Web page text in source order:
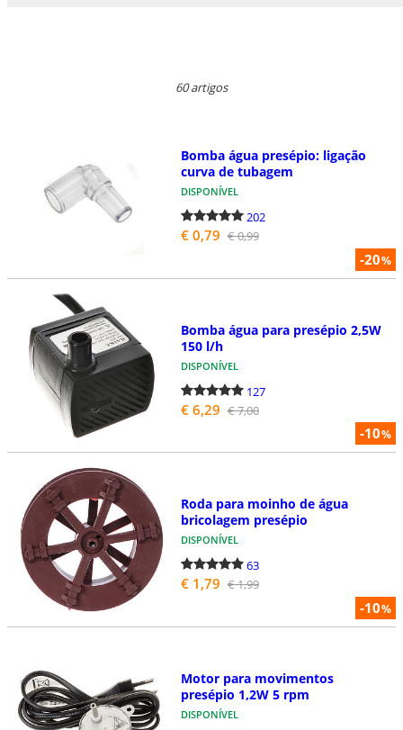
60 artigos
-20%
Bomba água presépio: ligação
curva de tubagem
DISPONÍVEL
202
€ 0,79 € 0,99
-10%
Bomba água para presépio 2,5W
150 l/h
DISPONÍVEL
127
€ 6,29 € 7,00
-10%
Roda para moinho de água
bricolagem presépio
DISPONÍVEL
63
€ 1,79 € 1,99
Motor para movimentos
presépio 1,2W 5 rpm
DISPONÍVEL